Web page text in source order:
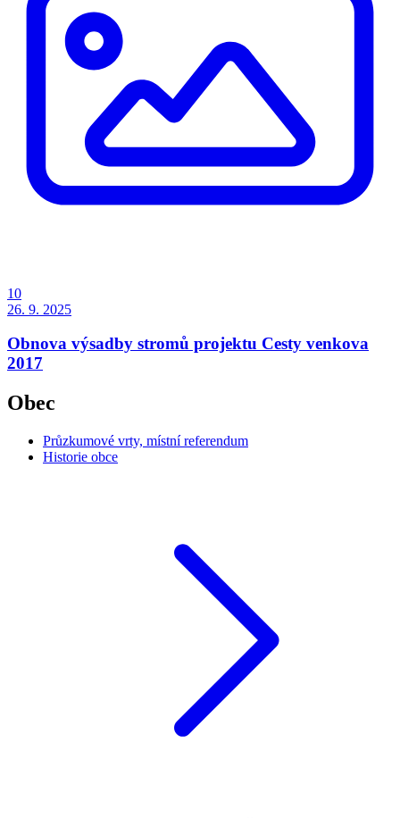
10
26. 9. 2025
Obnova výsadby stromů projektu Cesty venkova
2017
Obec
Průzkumové vrty, místní referendum
Historie obce